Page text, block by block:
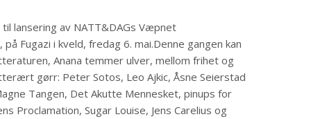
lansering av NATT&DAGs Væpnet
Fugazi i kveld, fredag 6. mai.Denne gangen kan
Anana temmer ulver, mellom frihet og
gørr: Peter Sotos, Leo Ajkic, Åsne Seierstad
Tangen, Det Akutte Mennesket, pinups for
Proclamation, Sugar Louise, Jens Carelius og